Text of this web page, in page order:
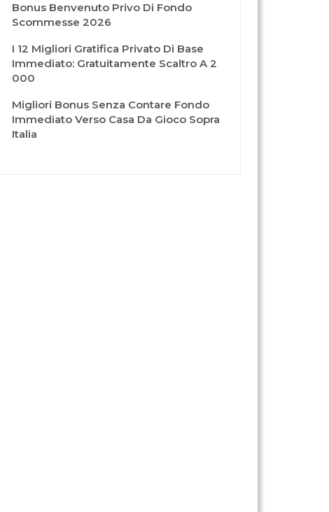
Bonus Benvenuto Privo Di Fondo
Scommesse 2026
I 12 Migliori Gratifica Privato Di Base
Immediato: Gratuitamente Scaltro A 2
000
Migliori Bonus Senza Contare Fondo
Immediato Verso Casa Da Gioco Sopra
Italia